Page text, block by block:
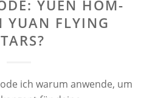
YUEN HOM-
YUAN FLYING
ich warum anwende, um